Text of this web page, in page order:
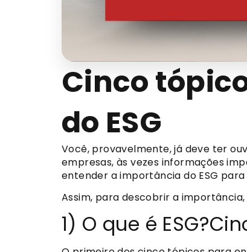
Cinco
do ESG
Você, provavelmente, já deve ter
empresas, às vezes informações
entender a importância do ESG para
Assim, para descobrir a
1) O que é ESG?